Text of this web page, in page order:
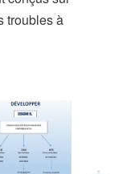
troubles à